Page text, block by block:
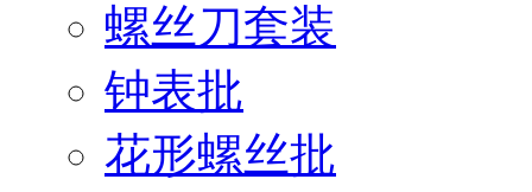
螺丝刀套装
钟表批
花形螺丝批